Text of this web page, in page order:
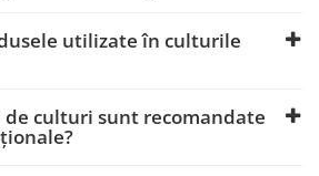
utilizate în culturile
culturi sunt recomandate